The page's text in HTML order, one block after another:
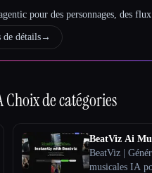
pour des personnages, des
de détails→
Choix de catégories
BeatViz Ai
BeatViz |
musicales IA